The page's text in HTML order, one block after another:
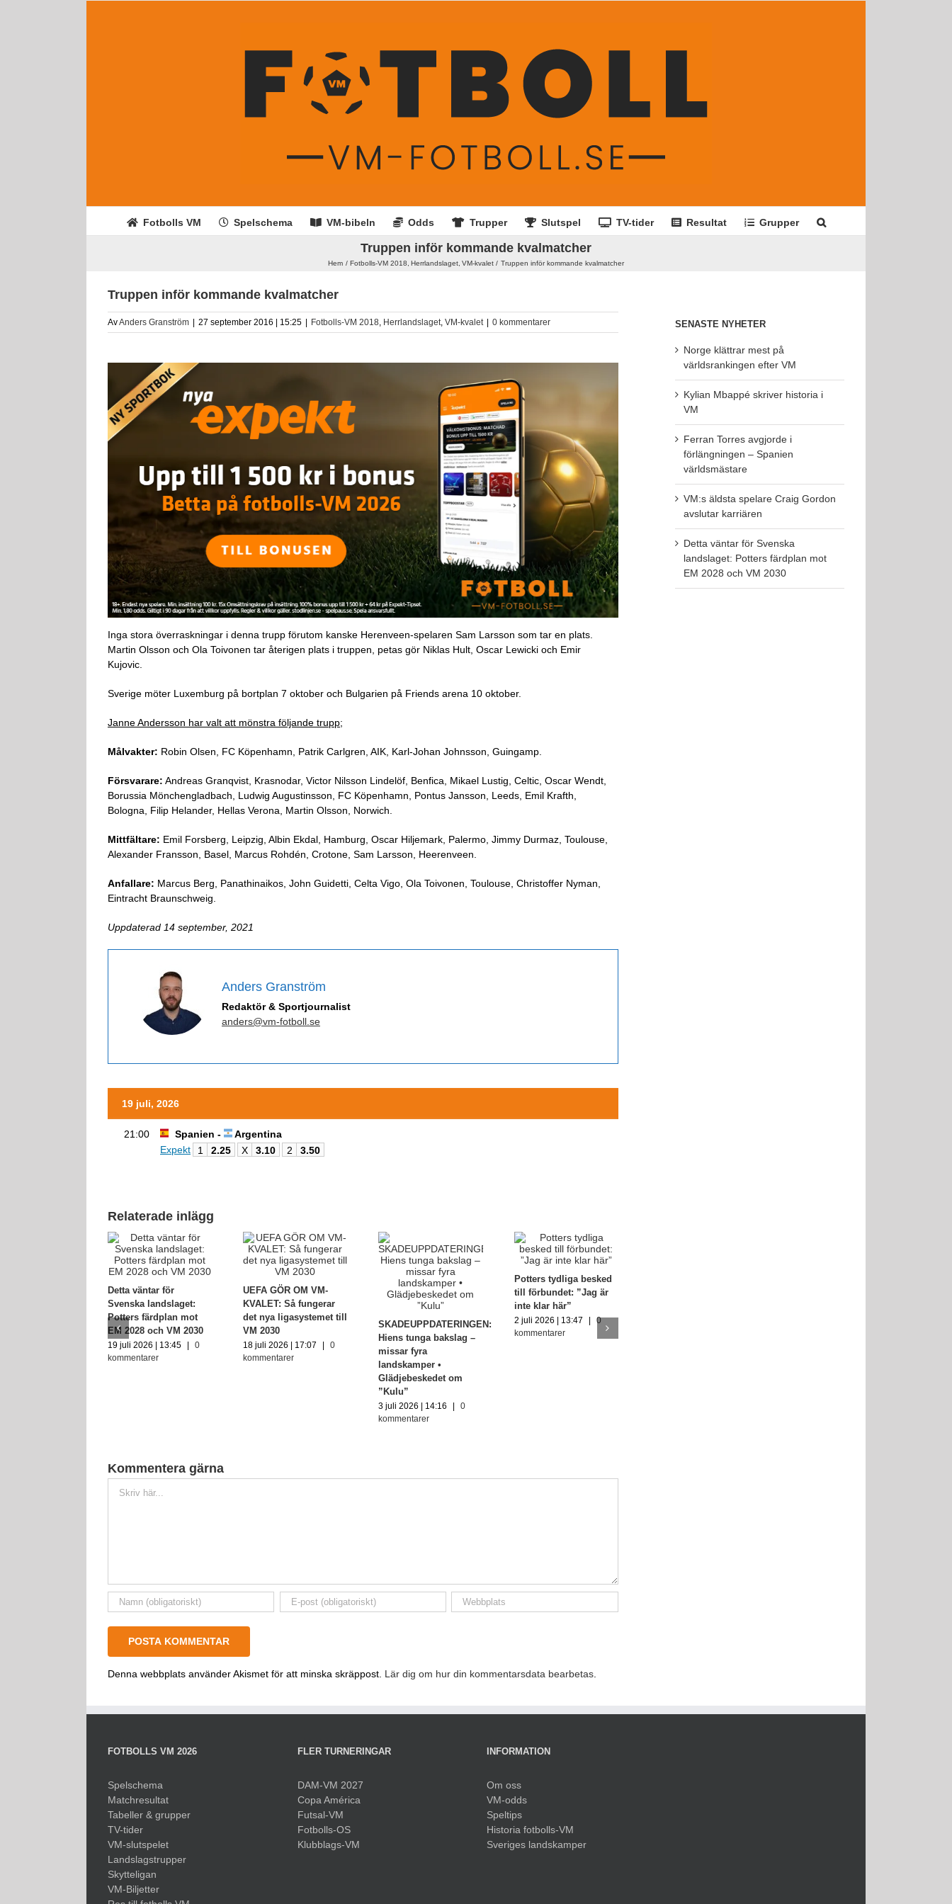
Fotbolls VM Spelschema VM-bibeln Odds Trupper Slutspel TV-tider Resultat Grupper
Truppen inför kommande kvalmatcher
Hem Fotbolls-VM 2018 Herrlandslaget VM-kvalet Truppen inför kommande kvalmatcher
Truppen inför kommande kvalmatcher
AvAnders Granström 27 september 2016 | 15:25 Fotbolls-VM 2018, Herrlandslaget, VM-kvalet 0 kommentarer
Inga stora överraskningar i denna trupp förutom kanske Herenveen-spelaren Sam Larsson som tar en plats.
Martin Olsson och Ola Toivonen tar återigen plats i truppen, petas gör Niklas Hult, Oscar Lewicki och Emir
Kujovic.
Sverige möter Luxemburg på bortplan 7 oktober och Bulgarien på Friends arena 10 oktober.
Janne Andersson har valt att mönstra följande trupp;
Målvakter: Robin Olsen, FC Köpenhamn, Patrik Carlgren, AIK, Karl-Johan Johnsson, Guingamp.
Försvarare: Andreas Granqvist, Krasnodar, Victor Nilsson Lindelöf, Benfica, Mikael Lustig, Celtic, Oscar Wendt,
Borussia Mönchengladbach, Ludwig Augustinsson, FC Köpenhamn, Pontus Jansson, Leeds, Emil Krafth,
Bologna, Filip Helander, Hellas Verona, Martin Olsson, Norwich.
Mittfältare: Emil Forsberg, Leipzig, Albin Ekdal, Hamburg, Oscar Hiljemark, Palermo, Jimmy Durmaz, Toulouse,
Alexander Fransson, Basel, Marcus Rohdén, Crotone, Sam Larsson, Heerenveen.
Anfallare: Marcus Berg, Panathinaikos, John Guidetti, Celta Vigo, Ola Toivonen, Toulouse, Christoffer Nyman,
Eintracht Braunschweig.
Uppdaterad 14 september, 2021
Anders Granström
Redaktör & Sportjournalist
anders@vm-fotboll.se
19 juli, 2026
21:00 Spanien -
Argentina
Expekt
1 2.25 X 3.10 2 3.50
Relaterade inlägg
Detta väntar för
Svenska landslaget:
Potters färdplan mot
EM 2028 och VM 2030
19 juli 2026 | 13:45 |
0
kommentarer
UEFA GÖR OM VM-
KVALET: Så fungerar
det nya ligasystemet till
VM 2030
18 juli 2026 | 17:07 |
0
kommentarer
SKADEUPPDATERINGEN:
Hiens tunga bakslag –
missar fyra
landskamper •
Glädjebeskedet om
”Kulu”
3 juli 2026 | 14:16 |
0
kommentarer
Potters tydliga besked
till förbundet: ”Jag är
inte klar här”
2 juli 2026 | 13:47 |
0
kommentarer
Kommentera gärna
Denna webbplats använder Akismet för att minska skräppost. Lär dig om hur din kommentarsdata bearbetas
SENASTE NYHETER
Norge klättrar mest på
världsrankingen efter VM
Kylian Mbappé skriver historia i
VM
Ferran Torres avgjorde i
förlängningen – Spanien
världsmästare
VM:s äldsta spelare Craig Gordon
avslutar karriären
Detta väntar för Svenska
landslaget: Potters färdplan mot
EM 2028 och VM 2030
FOTBOLLS VM 2026
Spelschema
Matchresultat
Tabeller & grupper
TV-tider
VM-slutspelet
Landslagstrupper
Skytteligan
VM-Biljetter
FLER TURNERINGAR
DAM-VM 2027
Copa América
Futsal-VM
Fotbolls-OS
Klubblags-VM
INFORMATION
Om oss
VM-odds
Speltips
Historia fotbolls-VM
Sveriges landskamper